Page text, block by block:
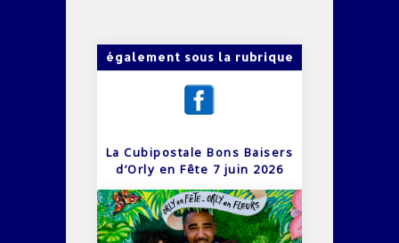
également sous la rubrique
La Cubipostale Bons Baisers
d’Orly en Fête 7 juin 2026